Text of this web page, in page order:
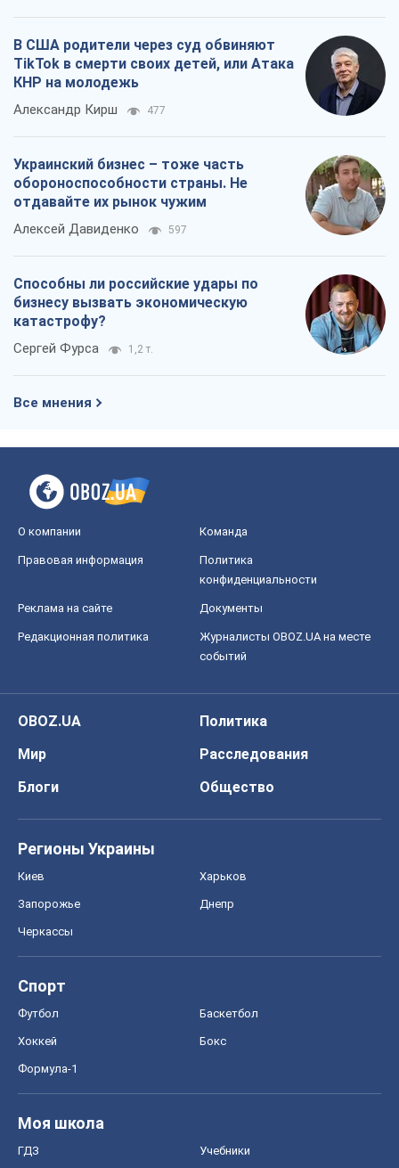
В США родители через суд обвиняют
TikTok в смерти своих детей, или Атака
КНР на молодежь
Александр Кирш 477
Украинский бизнес – тоже часть
обороноспособности страны. Не
отдавайте их рынок чужим
Алексей Давиденко 597
Способны ли российские удары по
бизнесу вызвать экономическую
катастрофу?
Сергей Фурса 1,2 т.
Все мнения
О компании Команда
Правовая информация
Политика
конфиденциальности
Реклама на сайте Документы
Редакционная политика
Журналисты OBOZ.UA на месте
событий
OBOZ.UA
Политика
Мир
Расследования
Блоги
Общество
Регионы Украины
Киев Харьков
Запорожье Днепр
Черкассы
Спорт
Футбол Баскетбол
Хоккей Бокс
Формула-1
Моя школа
ГДЗ Учебники